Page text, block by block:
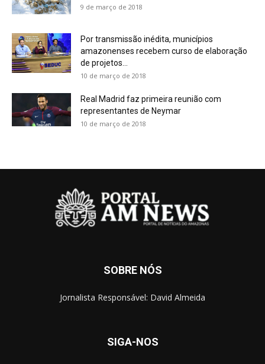
9 de março de 2018
Por transmissão inédita, municípios
amazonenses recebem curso de elaboração
de projetos...
10 de março de 2018
Real Madrid faz primeira reunião com
representantes de Neymar
10 de março de 2018
SOBRE NÓS
Jornalista Responsável: David Almeida
SIGA-NOS